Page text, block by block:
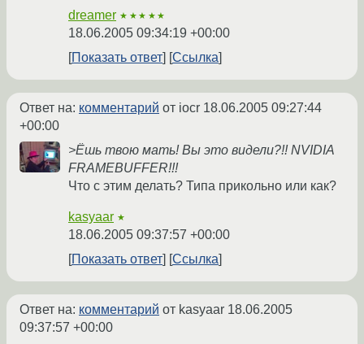
dreamer ★★★★★
18.06.2005 09:34:19 +00:00
Показать ответ
Ссылка
Ответ на: комментарий от iocr 18.06.2005 09:27:44
+00:00
>Ёшь твою мать! Вы это видели?!! NVIDIA
FRAMEBUFFER!!!
Что с этим делать? Типа прикольно или как?
kasyaar ★
18.06.2005 09:37:57 +00:00
Показать ответ
Ссылка
Ответ на: комментарий от kasyaar 18.06.2005
09:37:57 +00:00